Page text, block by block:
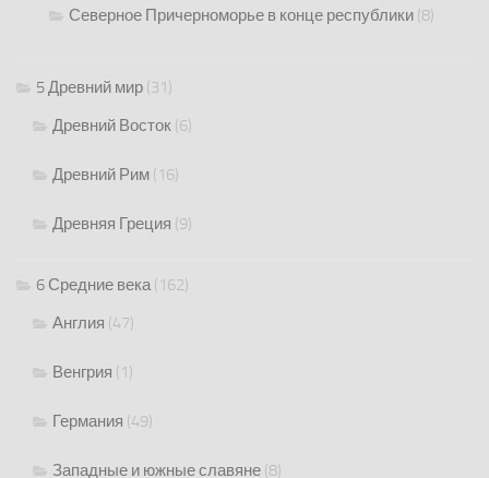
Северное Причерноморье в конце республики (8)
5 Древний мир (31)
Древний Восток (6)
Древний Рим (16)
Древняя Греция (9)
6 Средние века(162)
Англия (47)
Венгрия (1)
Германия (49)
Западные и южные славяне (8)